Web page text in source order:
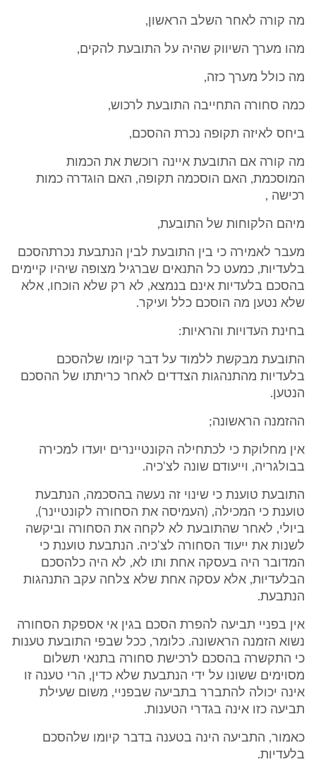
מה קורה לאחר השלב הראשון,
מהו מערך השיווק שהיה על התובעת להקים,
מה כולל מערך כזה,
כמה סחורה התחייבה התובעת לרכוש,
ביחס לאיזה תקופה נכרת ההסכם,
מה קורה אם התובעת איינה רוכשת את הכמות
המוסכמת, האם הוסכמה תקופה, האם הוגדרה כמות
רכישה ,
מיהם הלקוחות של התובעת,
מעבר לאמירה כי בין התובעת לבין הנתבעת נכרתהסכם
בלעדיות, כמעט כל התנאים שברגיל מצופה שיהיו קיימים
בהסכם בלעדיות אינם בנמצא, לא רק שלא הוכחו, אלא
שלא נטען מה הוסכם כלל ועיקר.
בחינת העדויות והראיות:
התובעת מבקשת ללמוד על דבר קיומו שלהסכם
בלעדיות מהתנהגות הצדדים לאחר כריתתו של ההסכם
הנטען.
ההזמנה הראשונה;
אין מחלוקת כי לכתחילה הקונטיינרים יועדו למכירה
בבולגריה, וייעודם שונה לצ'כיה.
התובעת טוענת כי שינוי זה נעשה בהסכמה, הנתבעת
טוענת כי המכילה, (העמיסה את הסחורה לקונטיינר),
ביולי, לאחר שהתובעת לא לקחה את הסחורה וביקשה
לשנות את ייעוד הסחורה לצ'כיה. הנתבעת טוענת כי
המדובר היה בעסקה אחת ותו לא, לא היה כלהסכם
הבלעדיות, אלא עסקה אחת שלא צלחה עקב התנהגות
הנתבעת.
אין בפניי תביעה להפרת הסכם בגין אי אספקת הסחורה
נשוא הזמנה הראשונה. כלומר, ככל שבפי התובעת טענות
כי התקשרה בהסכם לרכישת סחורה בתנאי תשלום
מסוימים ששונו על ידי הנתבעת שלא כדין, הרי טענה זו
אינה יכולה להתברר בתביעה שבפניי, משום שעילת
תביעה כזו אינה בגדרי הטענות.
כאמור, התביעה הינה בטענה בדבר קיומו שלהסכם
בלעדיות.